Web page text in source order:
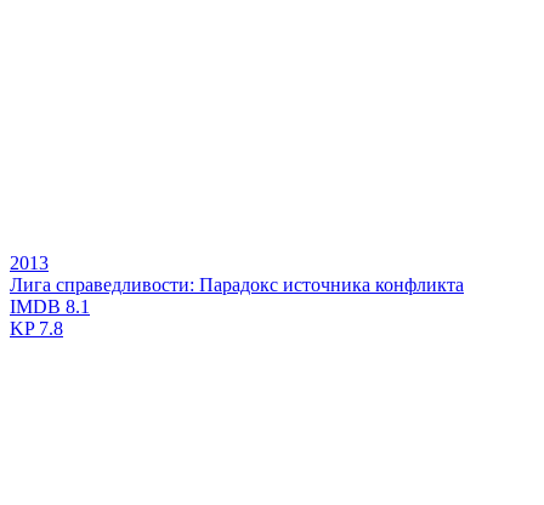
2013
Лига справедливости: Парадокс источника конфликта
IMDB 8.1
KP7.8